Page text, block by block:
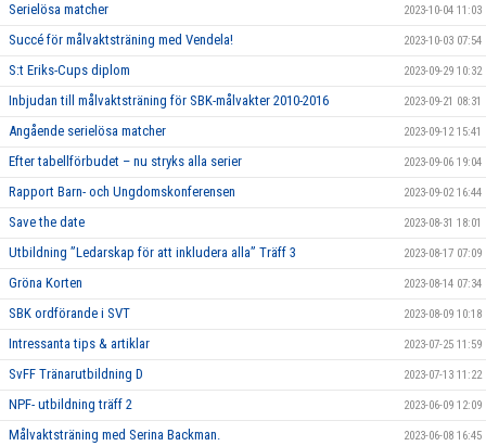
Serielösa matcher 2023-10-04 11:03
Succé för målvaktsträning med Vendela! 2023-10-03 07:54
S:t Eriks-Cups diplom 2023-09-29 10:32
Inbjudan till målvaktsträning för SBK-målvakter 2010-2016 2023-09-21 08:31
Angående serielösa matcher 2023-09-12 15:41
Efter tabellförbudet – nu stryks alla serier 2023-09-06 19:04
Rapport Barn- och Ungdomskonferensen 2023-09-02 16:44
Save the date 2023-08-31 18:01
Utbildning ”Ledarskap för att inkludera alla” Träff 3 2023-08-17 07:09
Gröna Korten 2023-08-14 07:34
SBK ordförande i SVT 2023-08-09 10:18
Intressanta tips & artiklar 2023-07-25 11:59
SvFF Tränarutbildning D 2023-07-13 11:22
NPF- utbildning träff 2 2023-06-09 12:09
Målvaktsträning med Serina Backman. 2023-06-08 16:45